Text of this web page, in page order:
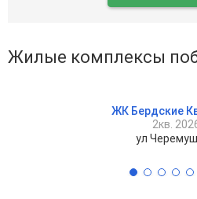
Жилые комплексы
ЖК Бердские
2кв.
ул